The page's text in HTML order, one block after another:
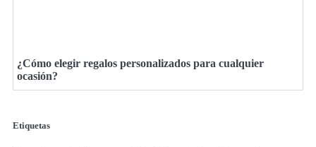
¿Cómo elegir regalos personalizados para cualquier
ocasión?
Etiquetas